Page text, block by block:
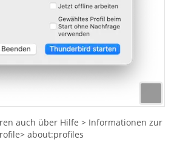
auch über Hilfe > Informationen zur
about:profiles